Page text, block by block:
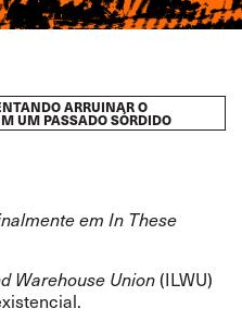
ARRUINAR O
UM PASSADO SÓRDIDO
em In These
Warehouse Union(ILWU)